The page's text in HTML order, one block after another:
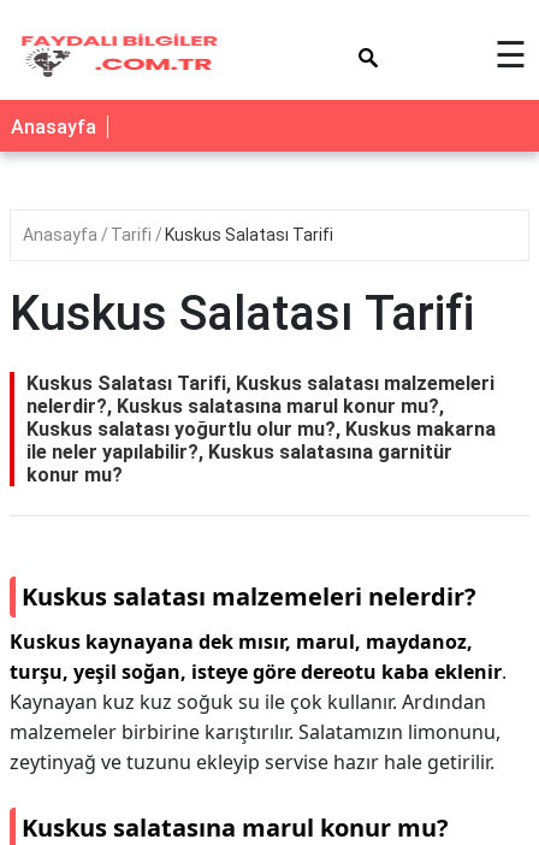
☰
Anasayfa
Anasayfa Tarifi Kuskus Salatası Tarifi
Kuskus Salatası Tarifi
Kuskus Salatası Tarifi, Kuskus salatası malzemeleri
nelerdir?, Kuskus salatasına marul konur mu?,
Kuskus salatası yoğurtlu olur mu?, Kuskus makarna
ile neler yapılabilir?, Kuskus salatasına garnitür
konur mu?
Kuskus salatası malzemeleri nelerdir?
Kuskus kaynayana dek mısır, marul, maydanoz,
turşu, yeşil soğan, isteye göre dereotu kaba eklenir.
Kaynayan kuz kuz soğuk su ile çok kullanır. Ardından
malzemeler birbirine karıştırılır. Salatamızın limonunu,
zeytinyağ ve tuzunu ekleyip servise hazır hale getirilir.
Kuskus salatasına marul konur mu?